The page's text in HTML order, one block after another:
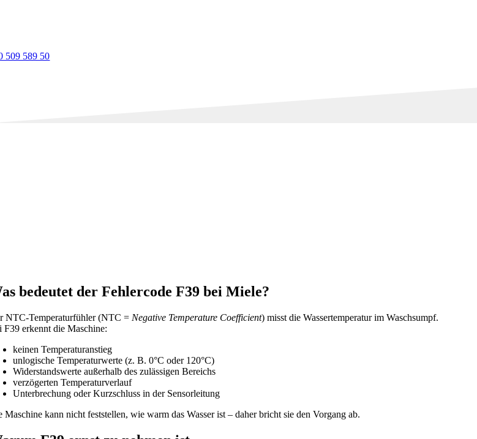
509 589 50
bedeutet der Fehlercode F39 bei Miele?
NTC-Temperaturfühler (NTC = Negative Temperature Coefficient) misst die Wassertemperatur im Waschsumpf.
F39 erkennt die Maschine:
keinen Temperaturanstieg
unlogische Temperaturwerte (z. B. 0°C oder 120°C)
Widerstandswerte außerhalb des zulässigen Bereichs
verzögerten Temperaturverlauf
Unterbrechung oder Kurzschluss in der Sensorleitung
Maschine kann nicht feststellen, wie warm das Wasser ist – daher bricht sie den Vorgang ab.